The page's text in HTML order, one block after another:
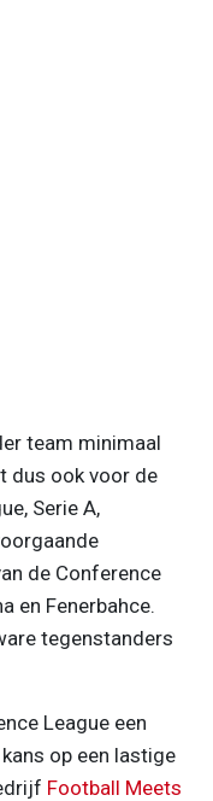
team minimaal
dus ook voor de
Serie A,
de Conference
en Fenerbahce.
tegenstanders
League een
op een lastige
Football Meets